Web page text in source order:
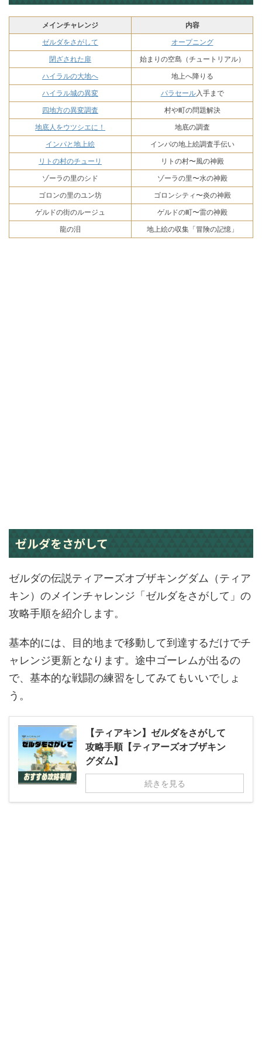
メインチャレンジ
内容
ゼルダをさがして
オープニング
閉ざされた扉
始まりの空島（チュートリアル）
ハイラルの大地へ
地上へ降りる
ハイラル城の異変
パラセール入手まで
四地方の異変調査
村や町の問題解決
地底人をウツシエに！
地底の調査
インパと地上絵
インパの地上絵調査手伝い
リトの村のチューリ
リトの村〜風の神殿
ゾーラの里のシド
ゾーラの里〜水の神殿
ゴロンの里のユン坊
ゴロンシティ〜炎の神殿
ゲルドの街のルージュ
ゲルドの町〜雷の神殿
龍の泪
地上絵の収集「冒険の記憶」
ゼルダをさがして
ゼルダの伝説ティアーズオブザキングダム（ティア
キン）のメインチャレンジ「ゼルダをさがして」の
攻略手順を紹介します。
基本的には、目的地まで移動して到達するだけでチ
ャレンジ更新となります。途中ゴーレムが出るの
で、基本的な戦闘の練習をしてみてもいいでしょ
う。
【ティアキン】ゼルダをさがして
攻略手順【ティアーズオブザキン
グダム】
続きを見る